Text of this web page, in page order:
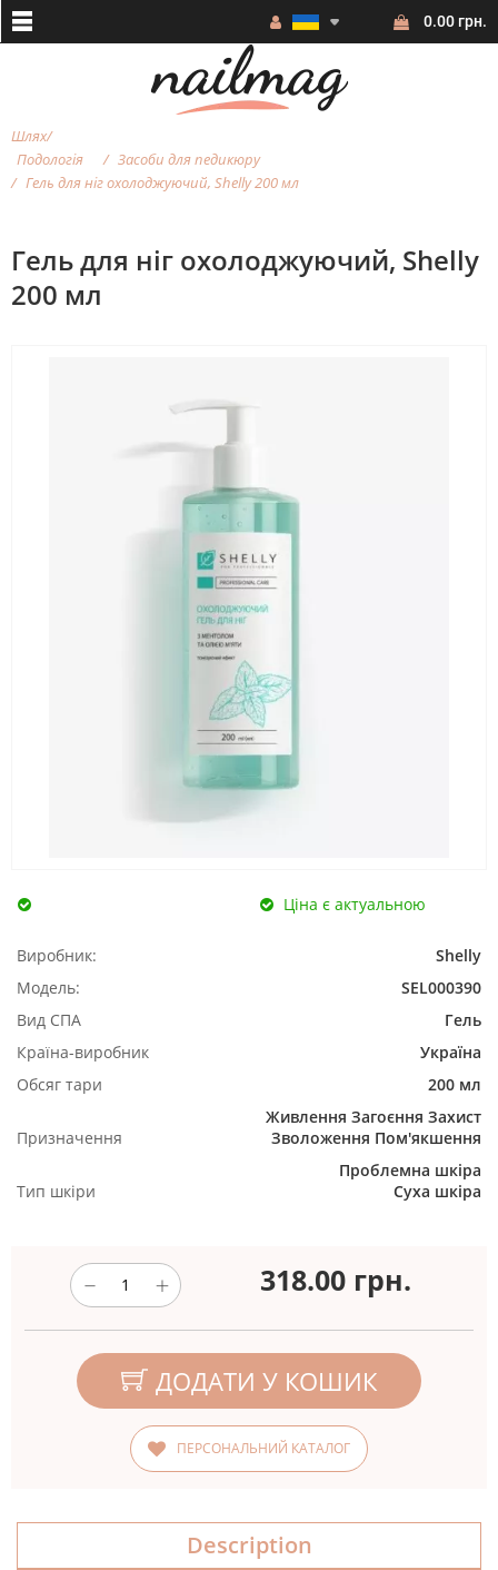
0.00 грн.
Шлях
Подологія
Засоби для педикюру
Гель для ніг охолоджуючий, Shelly 200 мл
Гель для ніг охолоджуючий, Shelly
200 мл
Ціна є актуальною
Виробник:
Shelly
Модель:
SEL000390
Вид СПА
Гель
Країна-виробник
Україна
Обсяг тари
200 мл
Призначення
Живлення Загоєння Захист
Зволоження Пом'якшення
Тип шкіри
Проблемна шкіра
Суха шкіра
318.00 грн.
ДОДАТИ У КОШИК
ПЕРСОНАЛЬНИЙ КАТАЛОГ
Description